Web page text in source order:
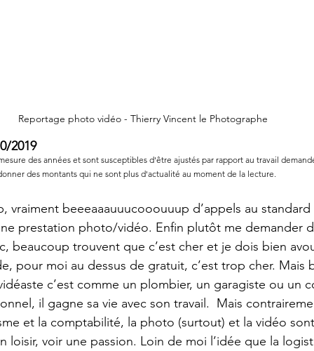
Reportage photo vidéo - Thierry Vincent le Photographe
2019
des années et sont susceptibles d'être ajustés par rapport au travail
des montants qui ne sont plus d'actualité au moment de la lecture.
vraiment beeeaaauuucooouuup d’appels au
prestation photo/vidéo. Enfin plutôt me demander
beaucoup trouvent que c’est cher et je dois bien
pour moi au dessus de gratuit, c’est trop cher. Mais
c’est comme un plombier, un garagiste ou un
il gagne sa vie avec son travail.  Mais
et la comptabilité, la photo (surtout) et la vidéo
loisir, voir une passion. Loin de moi l’idée que la